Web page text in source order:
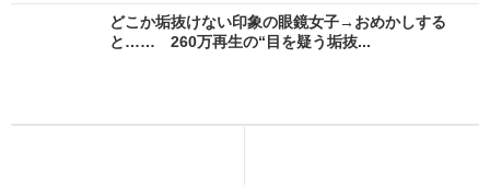
どこか垢抜けない印象の眼鏡女子→おめかしする
と…… 260万再生の“目を疑う垢抜...